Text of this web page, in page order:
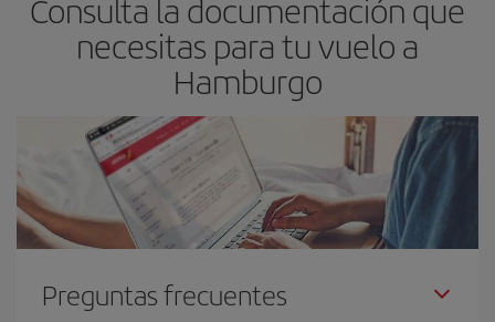
Consulta la documentación que
necesitas para tu vuelo a
Hamburgo
Preguntas frecuentes